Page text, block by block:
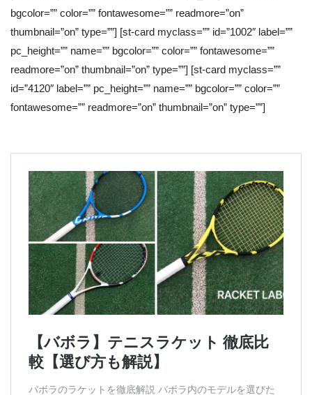
bgcolor=”” color=”” fontawesome=”” readmore=”on”
thumbnail=”on” type=””] [st-card myclass=”” id=”1002″ label=””
pc_height=”” name=”” bgcolor=”” color=”” fontawesome=””
readmore=”on” thumbnail=”on” type=””] [st-card myclass=””
id=”4120″ label=”” pc_height=”” name=”” bgcolor=”” color=””
fontawesome=”” readmore=”on” thumbnail=”on” type=””]